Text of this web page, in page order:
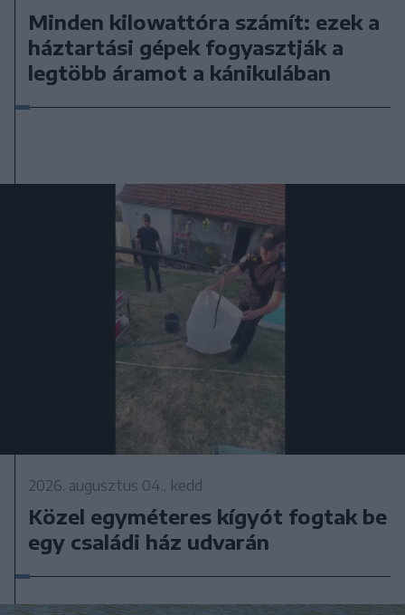
Minden kilowattóra számít: ezek a
háztartási gépek fogyasztják a
legtöbb áramot a kánikulában
2026. augusztus 04., kedd
Közel egyméteres kígyót fogtak be
egy családi ház udvarán